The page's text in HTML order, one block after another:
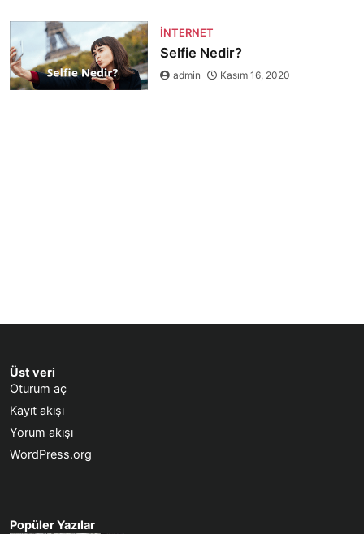
İNTERNET
Selfie Nedir?
admin Kasım 16, 2020
Üst veri
Oturum aç
Kayıt akışı
Yorum akışı
WordPress.org
Popüler Yazılar